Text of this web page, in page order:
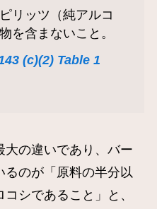
リッツ（純アルコ
を含まないこと。
(c)(2) Table 1
大の違いであり、バー
のが「原料の半分以
シであること」と、